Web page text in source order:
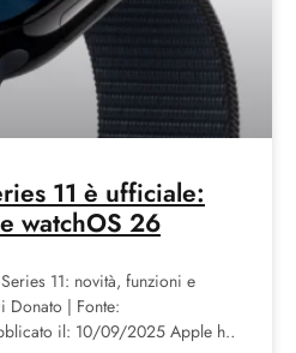
11 è ufficiale:
watchOS 26
11: novità, funzioni e
Donato | Fonte:
il: 10/09/2025 Apple ha